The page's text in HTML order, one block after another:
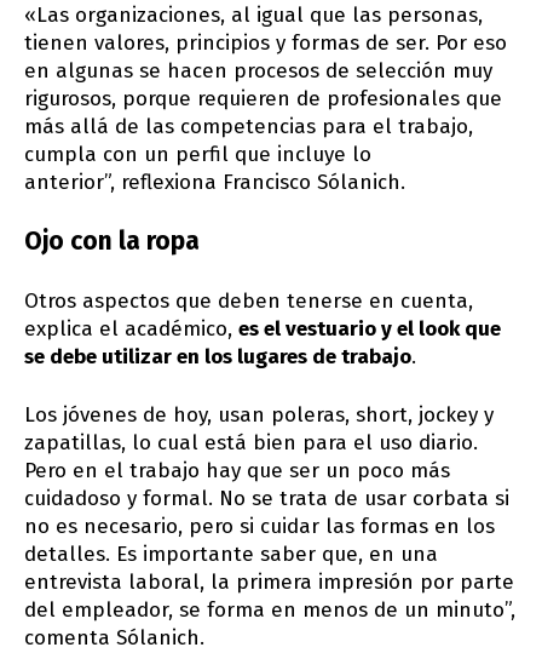
«Las organizaciones, al igual que las personas,
tienen valores, principios y formas de ser. Por eso
en algunas se hacen procesos de selección muy
rigurosos, porque requieren de profesionales que
más allá de las competencias para el trabajo,
cumpla con un perfil que incluye lo
anterior”, reflexiona Francisco Sólanich.
Ojo con la ropa
Otros aspectos que deben tenerse en cuenta,
explica el académico, es el vestuario y el look que
se debe utilizar en los lugares de trabajo.
Los jóvenes de hoy, usan poleras, short, jockey y
zapatillas, lo cual está bien para el uso diario.
Pero en el trabajo hay que ser un poco más
cuidadoso y formal. No se trata de usar corbata si
no es necesario, pero si cuidar las formas en los
detalles. Es importante saber que, en una
entrevista laboral, la primera impresión por parte
del empleador, se forma en menos de un minuto”,
comenta Sólanich.